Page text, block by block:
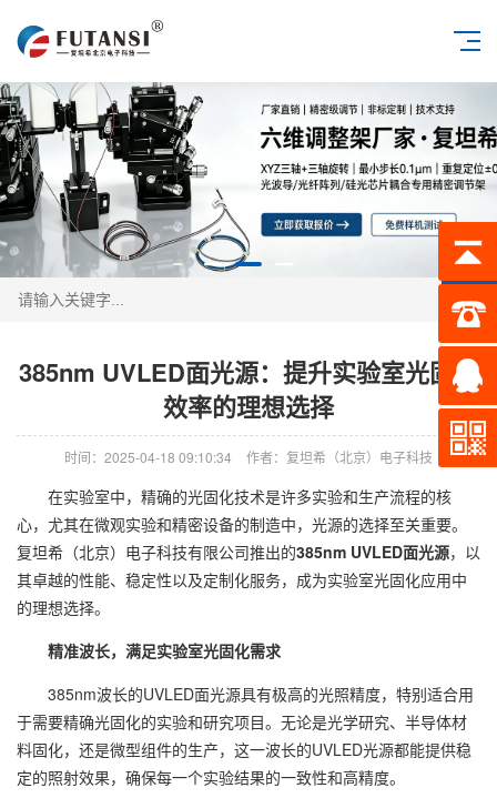
搜索
385nm UVLED面光源：提升实验室光固化
效率的理想选择
时间：2025-04-18 09:10:34 作者：复坦希（北京）电子科技
在实验室中，精确的光固化技术是许多实验和生产流程的核
心，尤其在微观实验和精密设备的制造中，光源的选择至关重要。
复坦希（北京）电子科技有限公司推出的385nm UVLED面光源，以
其卓越的性能、稳定性以及定制化服务，成为实验室光固化应用中
的理想选择。
精准波长，满足实验室光固化需求
385nm波长的UVLED面光源具有极高的光照精度，特别适合用
于需要精确光固化的实验和研究项目。无论是光学研究、半导体材
料固化，还是微型组件的生产，这一波长的UVLED光源都能提供稳
定的照射效果，确保每一个实验结果的一致性和高精度。